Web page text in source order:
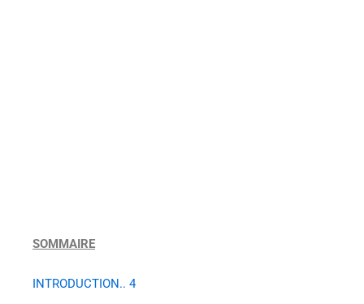
SOMMAIRE
INTRODUCTION.. 4